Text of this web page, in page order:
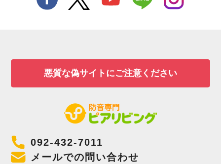
悪質な偽サイトにご注意ください
092-432-7011
メールでの問い合わせ